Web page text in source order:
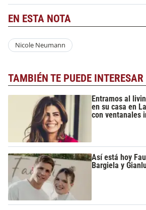
EN ESTA NOTA
Nicole Neumann
TAMBIÉN TE PUEDE INTERESAR
Entramos al
en su casa en
con ventanales
Así está hoy
Bargiela y